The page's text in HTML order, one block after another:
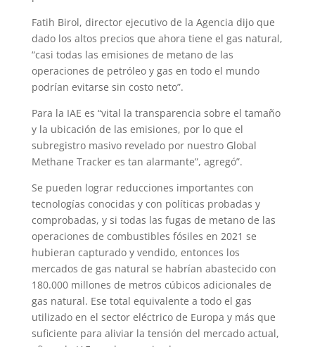
Fatih Birol, director ejecutivo de la Agencia dijo que
dado los altos precios que ahora tiene el gas natural,
“casi todas las emisiones de metano de las
operaciones de petróleo y gas en todo el mundo
podrían evitarse sin costo neto”.
Para la IAE es “vital la transparencia sobre el tamaño
y la ubicación de las emisiones, por lo que el
subregistro masivo revelado por nuestro Global
Methane Tracker es tan alarmante”, agregó”.
Se pueden lograr reducciones importantes con
tecnologías conocidas y con políticas probadas y
comprobadas, y si todas las fugas de metano de las
operaciones de combustibles fósiles en 2021 se
hubieran capturado y vendido, entonces los
mercados de gas natural se habrían abastecido con
180.000 millones de metros cúbicos adicionales de
gas natural. Ese total equivalente a todo el gas
utilizado en el sector eléctrico de Europa y más que
suficiente para aliviar la tensión del mercado actual,